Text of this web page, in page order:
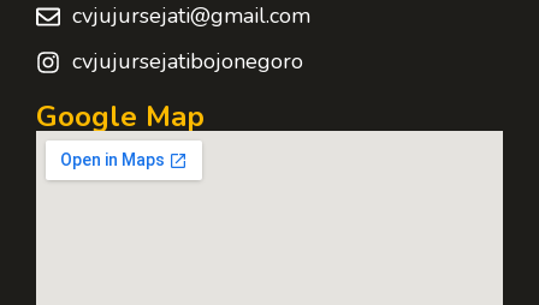
cvjujursejati@gmail.com
cvjujursejatibojonegoro
Google Map